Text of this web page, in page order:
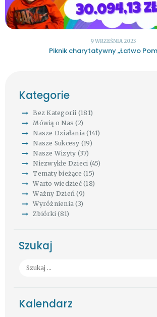
9 WRZEŚNIA 2023
Piknik charytatywny „Łatwo
Kategorie
Bez Kategorii (181)
Mówią o Nas (2)
Nasze Działania (141)
Nasze Sukcesy (19)
Nasze Wizyty (37)
Niezwykłe Dzieci (45)
Tematy bieżące (15)
Warto wiedzieć(18)
Ważny Dzień (9)
Wyróżnienia (3)
Zbiórki (81)
Szukaj
Szukaj:
Kalendarz